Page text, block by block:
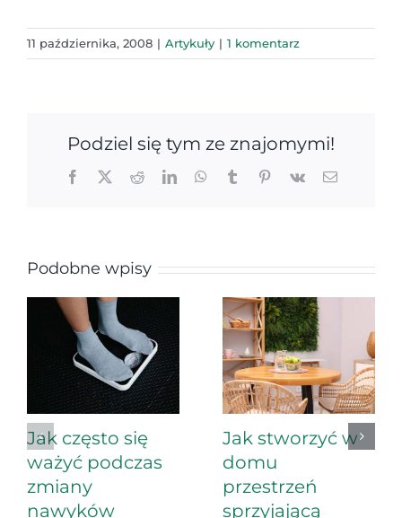
11 października, 2008 | Artykuły | 1 komentarz
Podziel się tym ze znajomymi!
Facebook
X RedditLinkedInWhatsApp
TumblrPinterest
Vk Email
Podobne wpisy
Jak często się
ważyć podczas
zmiany
nawyków
Jak stworzyć w
domu
przestrzeń
sprzyjającą